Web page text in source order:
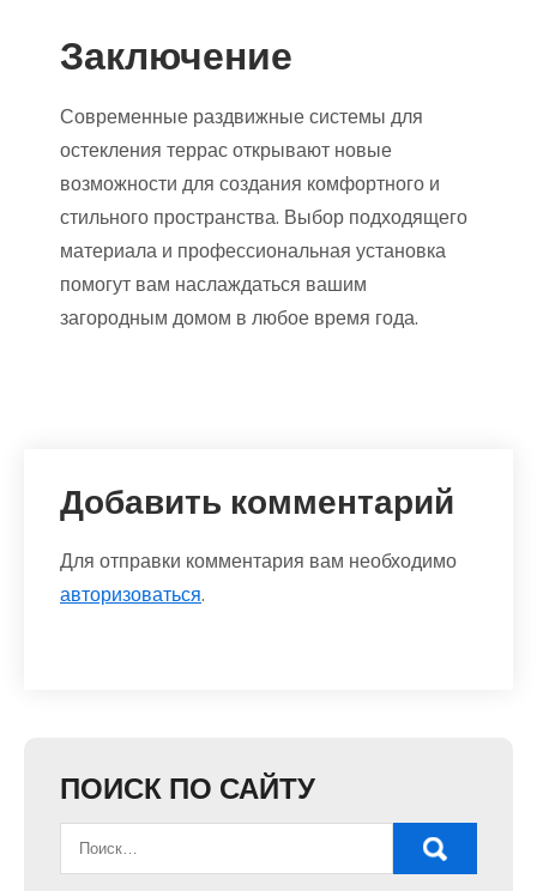
Заключение
Современные раздвижные системы для
остекления террас открывают новые
возможности для создания комфортного и
стильного пространства. Выбор подходящего
материала и профессиональная установка
помогут вам наслаждаться вашим
загородным домом в любое время года.
Добавить комментарий
Для отправки комментария вам необходимо
авторизоваться.
ПОИСК ПО САЙТУ